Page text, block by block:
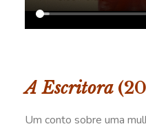
A Escritora
Um conto sobre uma